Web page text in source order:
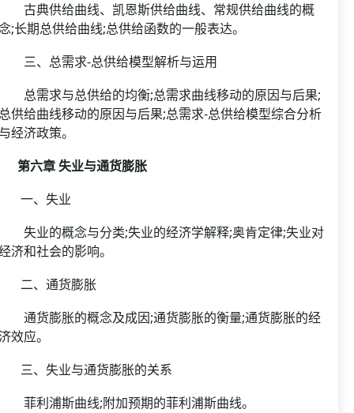
典供给曲线、凯恩斯供给曲线、常规供给曲线的概
;长期总供给曲线;总供给函数的一般表达。
、总需求-总供给模型解析与运用
需求与总供给的均衡;总需求曲线移动的原因与后果;
供给曲线移动的原因与后果;总需求-总供给模型综合分析
经济政策。
第六章 失业与通货膨胀
、失业
业的概念与分类;失业的经济学解释;奥肯定律;失业对
济和社会的影响。
、通货膨胀
货膨胀的概念及成因;通货膨胀的衡量;通货膨胀的经
效应。
、失业与通货膨胀的关系
利浦斯曲线;附加预期的菲利浦斯曲线。